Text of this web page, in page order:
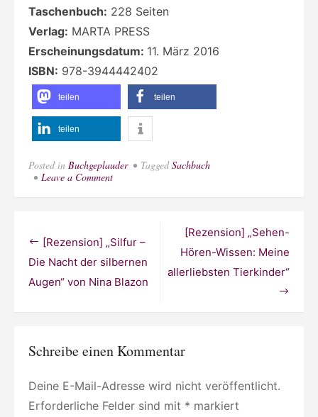
Taschenbuch: 228 Seiten
Verlag: MARTA PRESS
Erscheinungsdatum: 11. März 2016
ISBN: 978-3944442402
teilen teilen
teilen
Posted in Buchgeplauder TaggedSachbuch
Leave a Commenton
die
Ghettos
Carei
Satu
Ausschwitz,
Walldorf
Ravensbrück“
von
Robert
Beitragsnavigation
[Rezension] „Sehen-
Hören-Wissen: Meine
allerliebsten Tierkinder“
[Rezension] „Silfur –
Die Nacht der silbernen
Augen“ von Nina Blazon
Schreibe einen Kommentar
Deine E-Mail-Adresse wird nicht veröffentlicht.
Erforderliche Felder sind mit * markiert